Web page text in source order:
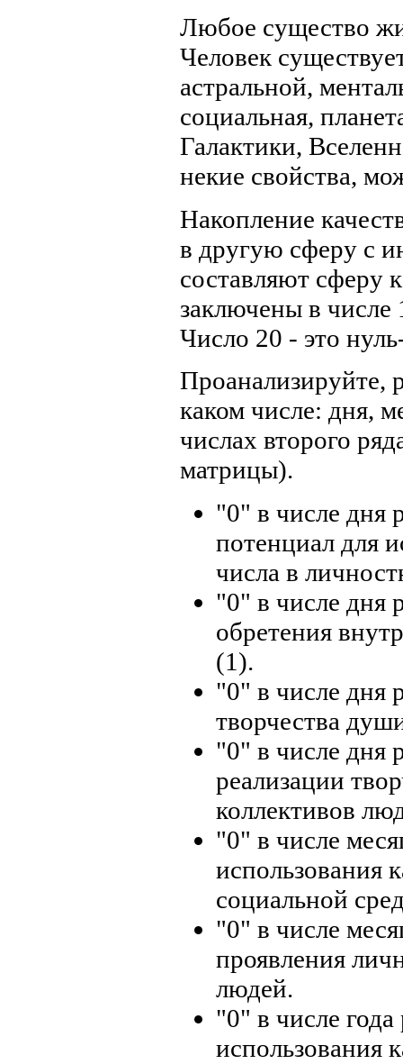
Любое существо
Человек
астральной,
социальная,
Галактики,
некие свойства,
Накопление
в другую сферу с
составляют сферу
заключены в числе
Число 20 - это
Проанализируйте,
каком числе: дня,
числах второго
матрицы).
"0" в числе дня
потенциал для
числа в
"0" в числе дня
обретения
(1).
"0" в числе дня
творчества
"0" в числе дня
реализации
коллективов
"0" в числе
использования
социальной
"0" в числе
проявления
людей.
"0" в числе
использования